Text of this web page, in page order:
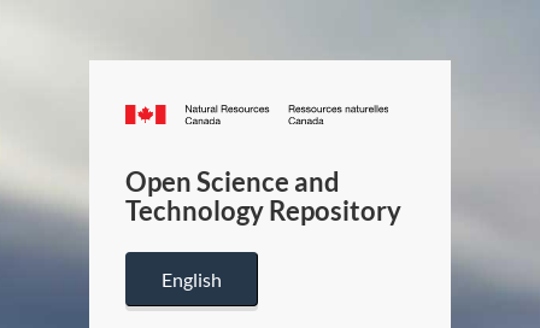
Canada.ca
/
Canada
Open Science and
Technology Repository
English